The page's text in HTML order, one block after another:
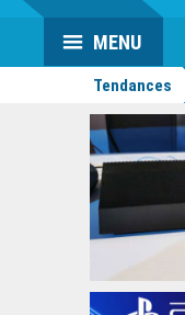
MENU
Tendances